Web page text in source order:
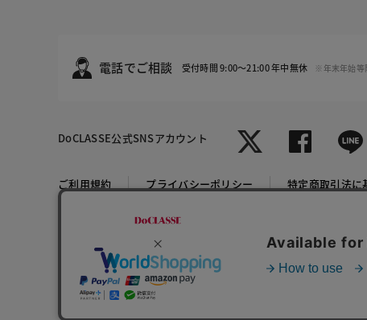
ホワイト
電話でご相談 受付時間 9:00～21:00 年中無休 ※年末年始等
DoCLASSE公式SNSアカウント
ご利用規約 プライバシーポリシー 特定商取引法に